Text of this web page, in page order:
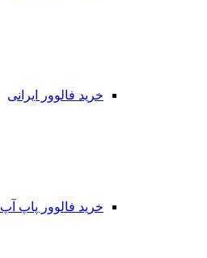
خرید فالوور ایرانی
خرید فالوور پاپ آپ